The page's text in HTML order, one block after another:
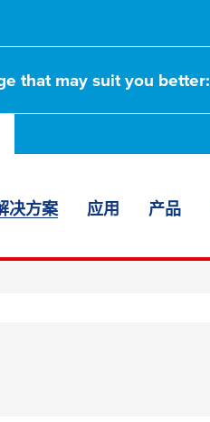
that may suit you better:
决方案 应用 产品